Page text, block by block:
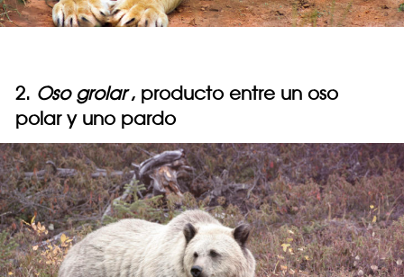
2. Oso grolar, producto entre un oso
polar y uno pardo